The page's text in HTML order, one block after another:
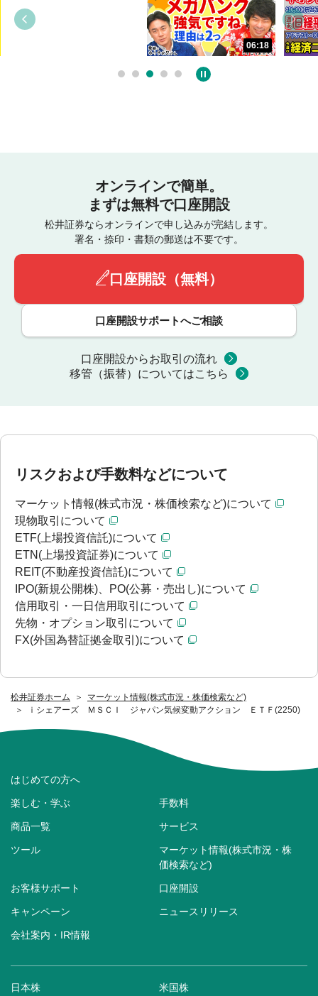
松井証券ホーム
マーケット情報(株式市況・株価検索など)
ｉシェアーズ ＭＳＣＩ ジャパン気候変動アクション ＥＴＦ(2250)
06:18
オンラインで簡単。
まずは無料で口座開設
松井証券ならオンラインで申し込みが完結します。
署名・捺印・書類の郵送は不要です。
口座開設（無料）
口座開設サポートへご相談
口座開設からお取引の流れ
移管（振替）についてはこちら
リスクおよび手数料などについて
マーケット情報(株式市況・株価検索など)について
現物取引について
ETF(上場投資信託)について
ETN(上場投資証券)について
REIT(不動産投資信託)について
IPO(新規公開株)、PO(公募・売出し)について
信用取引・一日信用取引について
先物・オプション取引について
FX(外国為替証拠金取引)について
はじめての方へ
楽しむ・学ぶ 手数料
商品一覧 サービス
ツール
マーケット情報(株式市況・株
価検索など)
お客様サポート 口座開設
キャンペーン ニュースリリース
会社案内・IR情報
日本株 米国株